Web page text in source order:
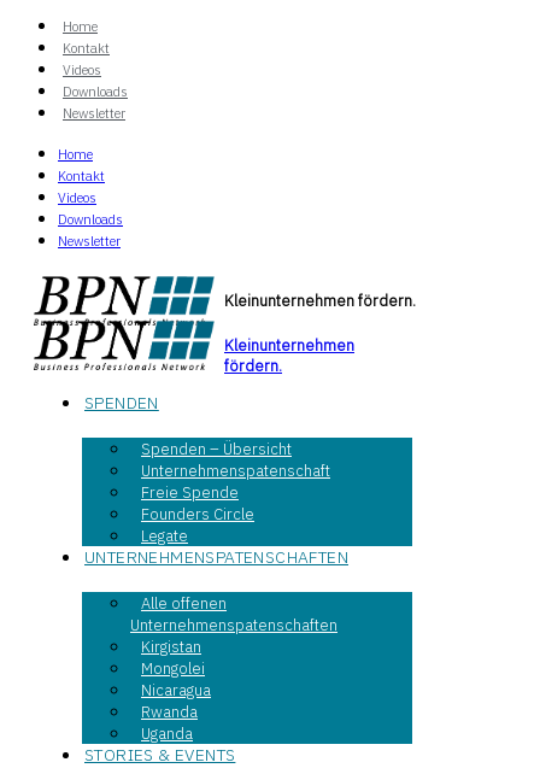
Home
Kontakt
Videos
Downloads
Newsletter
Home
Kontakt
Videos
Downloads
Newsletter
Kleinunternehmen fördern.
Kleinunternehmen
fördern.
SPENDEN
Spenden – Übersicht
Unternehmenspatenschaft
Freie Spende
Founders Circle
Legate
UNTERNEHMENSPATENSCHAFTEN
Alle offenen
Unternehmenspatenschaften
Kirgistan
Mongolei
Nicaragua
Rwanda
Uganda
STORIES & EVENTS